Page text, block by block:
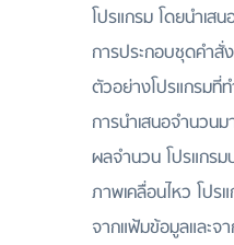
โปรแกรม โดยนำเส
การประกอบชุดคำ
ตัวอย่างโปรแกรมที่
การนำเสนอจำนวน
ผลจำนวน โปรแกร
ภาพเคลื่อนไหว โปร
จากแฟ้มข้อมูลและจา